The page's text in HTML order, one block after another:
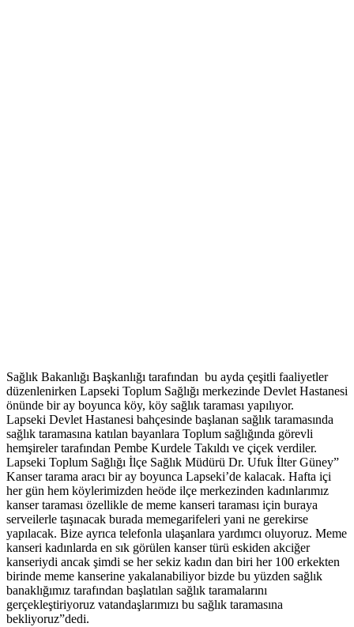
Sağlık Bakanlığı Başkanlığı tarafından bu ayda çeşitli faaliyetler
düzenlenirken Lapseki Toplum Sağlığı merkezinde Devlet Hastanesi
önünde bir ay boyunca köy, köy sağlık taraması yapılıyor.
Lapseki Devlet Hastanesi bahçesinde başlanan sağlık taramasında
sağlık taramasına katılan bayanlara Toplum sağlığında görevli
hemşireler tarafından Pembe Kurdele Takıldı ve çiçek verdiler.
Lapseki Toplum Sağlığı İlçe Sağlık Müdürü Dr. Ufuk İlter Güney”
Kanser tarama aracı bir ay boyunca Lapseki’de kalacak. Hafta içi
her gün hem köylerimizden heöde ilçe merkezinden kadınlarımız
kanser taraması özellikle de meme kanseri taraması için buraya
serveilerle taşınacak burada memegarifeleri yani ne gerekirse
yapılacak. Bize ayrıca telefonla ulaşanlara yardımcı oluyoruz. Meme
kanseri kadınlarda en sık görülen kanser türü eskiden akciğer
kanseriydi ancak şimdi se her sekiz kadın dan biri her 100 erkekten
birinde meme kanserine yakalanabiliyor bizde bu yüzden sağlık
banaklığımız tarafından başlatılan sağlık taramalarını
gerçekleştiriyoruz vatandaşlarımızı bu sağlık taramasına
bekliyoruz”dedi.